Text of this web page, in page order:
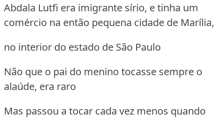
Abdala Lutfi era imigrante sírio, e tinha um
comércio na então pequena cidade de Marília,
no interior do estado de São Paulo
Não que o pai do menino tocasse sempre o
alaúde, era raro
Mas passou a tocar cada vez menos quando